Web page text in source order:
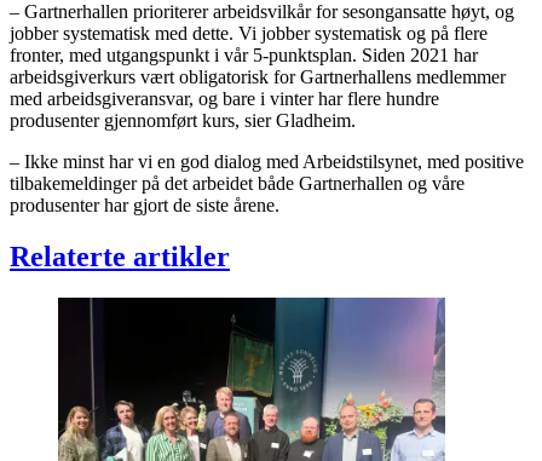
– Gartnerhallen prioriterer arbeidsvilkår for sesongansatte høyt, og
jobber systematisk med dette. Vi jobber systematisk og på flere
fronter, med utgangspunkt i vår 5-punktsplan. Siden 2021 har
arbeidsgiverkurs vært obligatorisk for Gartnerhallens medlemmer
med arbeidsgiveransvar, og bare i vinter har flere hundre
produsenter gjennomført kurs, sier Gladheim.
– Ikke minst har vi en god dialog med Arbeidstilsynet, med positive
tilbakemeldinger på det arbeidet både Gartnerhallen og våre
produsenter har gjort de siste årene.
Relaterte artikler